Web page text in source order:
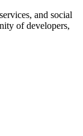
and social
of developers,